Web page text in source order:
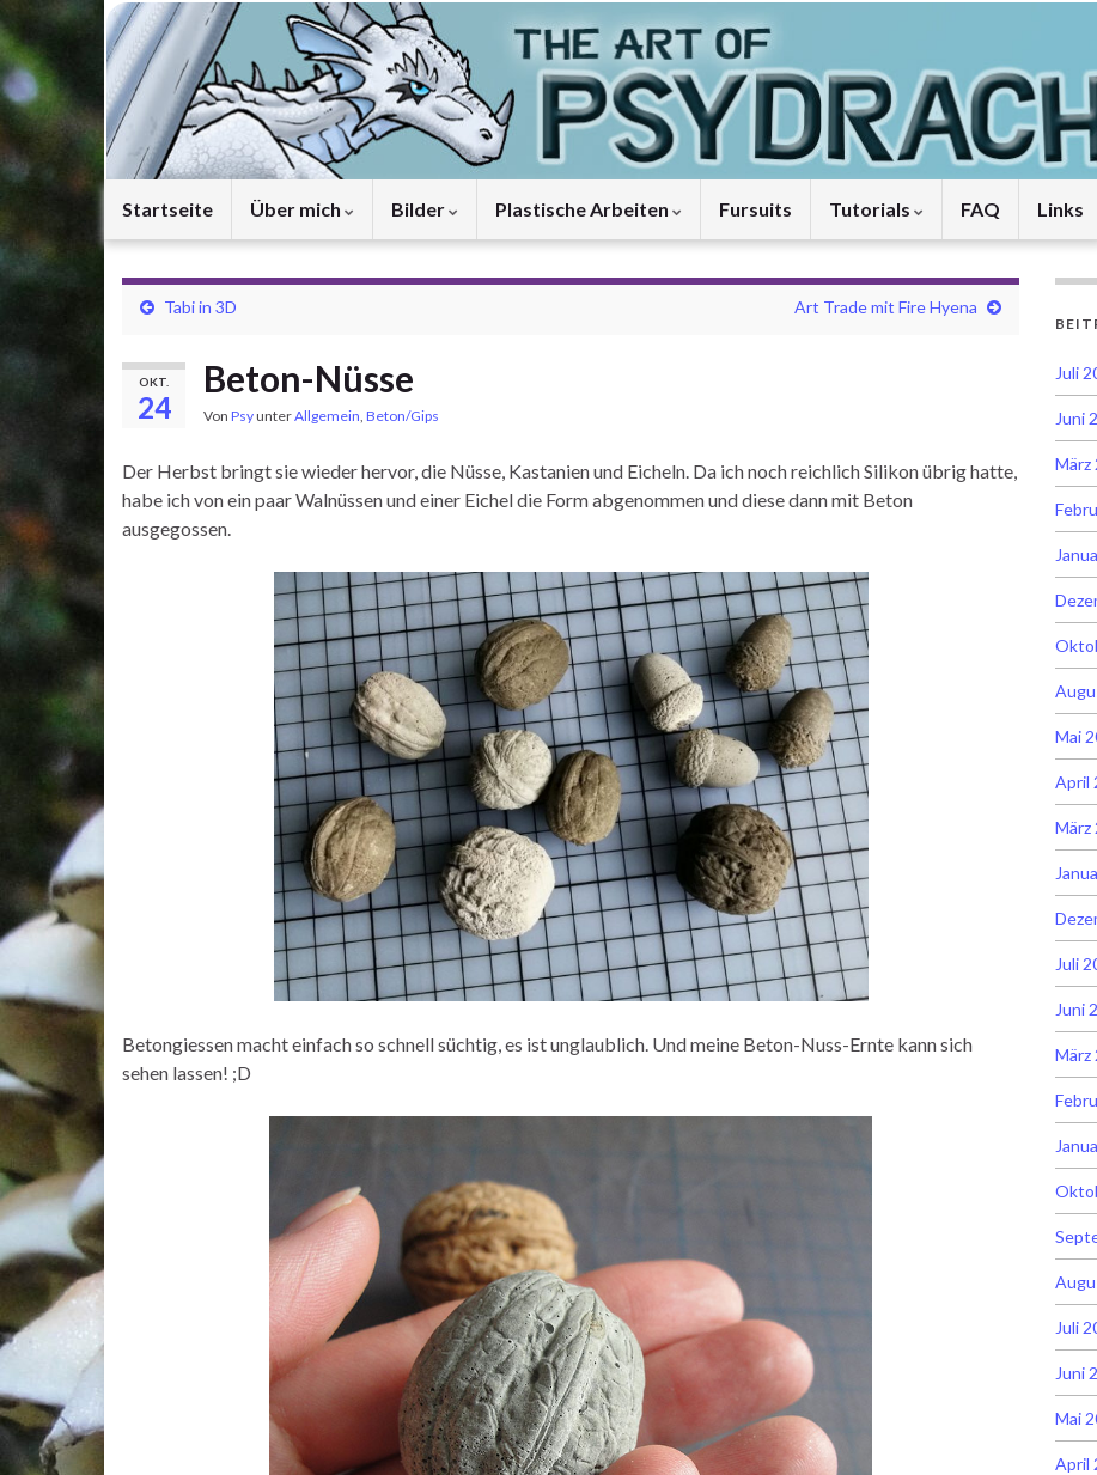
Startseite Über mich Bilder Plastische Arbeiten Fursuits Tutorials FAQ Links
Tabi in 3D Art Trade mit Fire Hyena
OKT.
24
Beton-Nüsse
Von PsyunterAllgemein, Beton/Gips
Der Herbst bringt sie wieder hervor, die Nüsse, Kastanien und Eicheln. Da ich noch reichlich Silikon übrig hatte,
habe ich von ein paar Walnüssen und einer Eichel die Form abgenommen und diese dann mit Beton
ausgegossen.
Betongiessen macht einfach so schnell süchtig, es ist unglaublich. Und meine Beton-Nuss-Ernte kann sich
sehen lassen! ;D
Juli
Juni
März
Mai
April
März
Juli
Juni
März
Juli
Juni
Mai
April